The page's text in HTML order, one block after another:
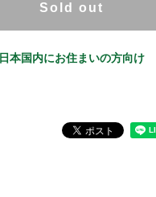
Sold out
日本国内にお住まいの方向け